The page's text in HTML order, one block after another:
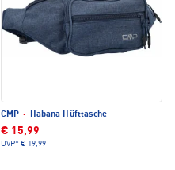
CMP · Habana Hüfttasche
€ 15,99
UVP* € 19,99